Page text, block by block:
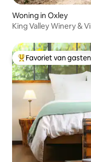
Woning in Oxley
King Valley Winery &
Topfavoriet van
Favoriet van gasten